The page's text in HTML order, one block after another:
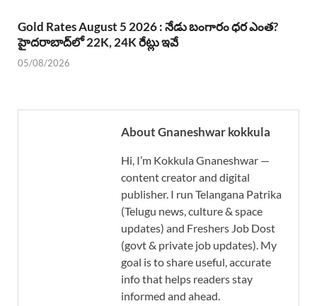
Gold Rates August 5 2026 : నేడు బంగారం ధర ఎంత?
హైదరాబాద్‌లో 22K, 24K రేట్లు ఇవే
05/08/2026
About Gnaneshwar kokkula
Hi, I’m Kokkula Gnaneshwar —
content creator and digital
publisher. I run Telangana Patrika
(Telugu news, culture & space
updates) and Freshers Job Dost
(govt & private job updates). My
goal is to share useful, accurate
info that helps readers stay
informed and ahead.